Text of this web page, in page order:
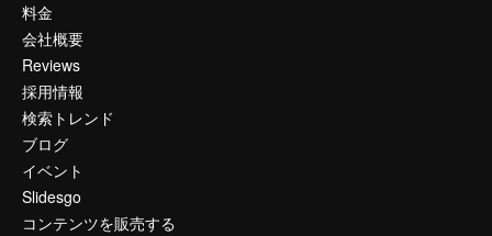
料金
会社概要
Reviews
採用情報
検索トレンド
ブログ
イベント
Slidesgo
コンテンツを販売する